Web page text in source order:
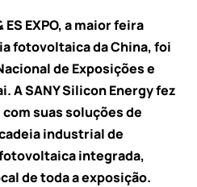
ES EXPO, a maior feira
fotovoltaica da China, foi
de Exposições e
A SANY Silicon Energy fez
suas soluções de
industrial de
integrada,
de toda a exposição.